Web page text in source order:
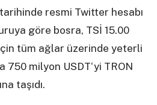
resmi Twitter hesabı
göre bosra, TSİ 15.00
için tüm ağlar üzerinde yeterli
750 milyon USDT‘yi TRON
taşıdı.